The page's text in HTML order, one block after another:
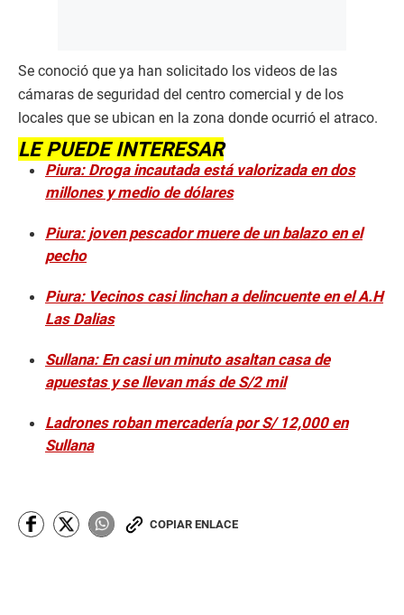
Se conoció que ya han solicitado los videos de las
cámaras de seguridad del centro comercial y de los
locales que se ubican en la zona donde ocurrió el atraco.
LE PUEDE INTERESAR
Piura: Droga incautada está valorizada en dos
millones y medio de dólares
Piura: joven pescador muere de un balazo en el
pecho
Piura: Vecinos casi linchan a delincuente en el A.H
Las Dalias
Sullana: En casi un minuto asaltan casa de
apuestas y se llevan más de S/2 mil
Ladrones roban mercadería por S/ 12,000 en
Sullana
COPIAR ENLACE